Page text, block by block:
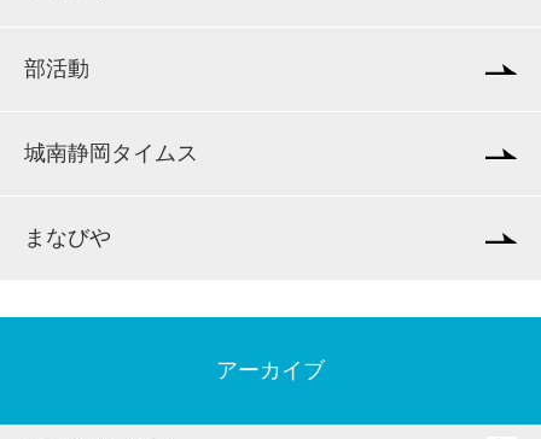
部活動
城南静岡タイムス
まなびや
アーカイブ